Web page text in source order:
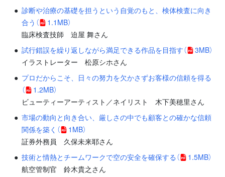
診断や治療の基礎を担うという自覚のもと、検体検査に向き
合う （
1.1MB）
臨床検査技師 迫屋 舞さん
試行錯誤を繰り返しながら満足できる作品を目指す（
3MB）
イラストレーター 松原シホさん
プロだからこそ、日々の努力を欠かさずお客様の信頼を得る
（
1.2MB）
ビューティーアーティスト／ネイリスト 木下美穂里さん
市場の動向と向き合い、厳しさの中でも顧客との確かな信頼
関係を築く （
1MB）
証券外務員 久保未来耶さん
技術と情熱とチームワークで空の安全を確保する （
1.5MB）
航空管制官 鈴木貴之さん